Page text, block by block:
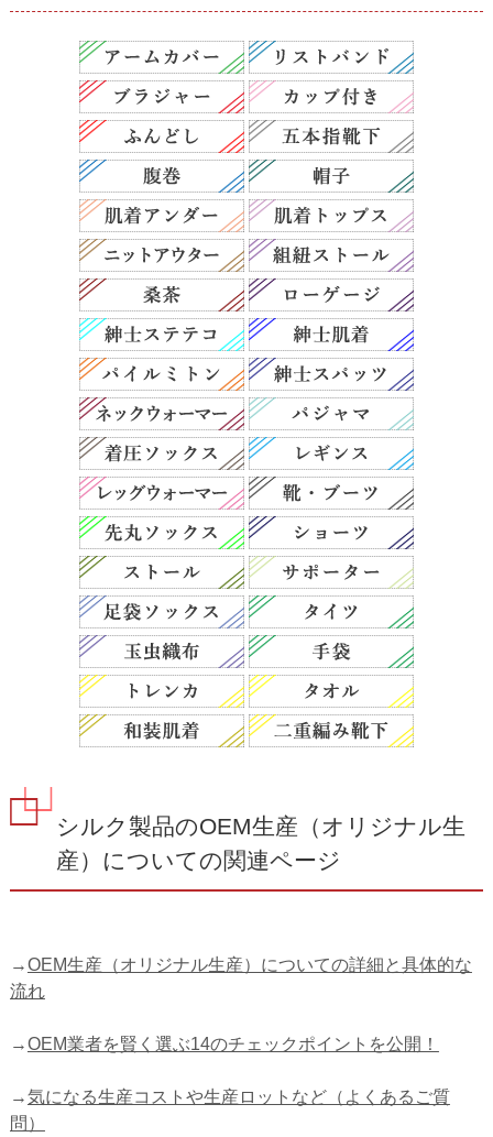
シルク製品のOEM生産（オリジナル生
産）についての関連ページ
→OEM生産（オリジナル生産）についての詳細と具体的な
流れ
→OEM業者を賢く選ぶ14のチェックポイントを公開！
→気になる生産コストや生産ロットなど（よくあるご質
問）